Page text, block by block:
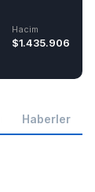
Hacim
$1.435.906
Haberler